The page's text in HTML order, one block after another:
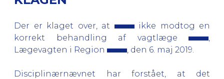
Der er klaget over, at
ikke modtog en
korrekt behandling af vagtlæge
Lægevagten i Region
, den 6. maj 2019.
Disciplinærnævnet har forstået, at det